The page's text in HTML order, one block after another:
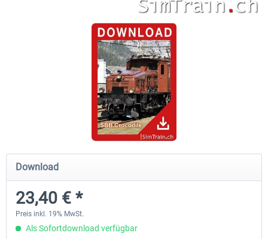
ICE 4 (BR 412)
34,95 € *
Stadler Flirt 3
Download
23,40 € *
Preis inkl. 19% MwSt.
Als Sofortdownload verfügbar